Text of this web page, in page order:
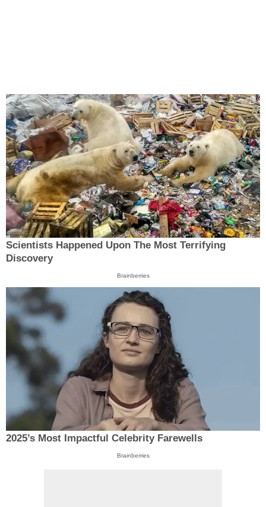
Scientists Happened Upon The Most Terrifying
Discovery
Brainberries
2025’s Most Impactful Celebrity Farewells
Brainberries